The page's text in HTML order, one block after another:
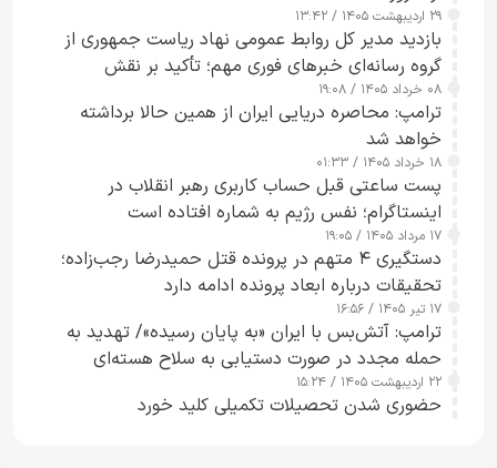
۲۹ اردیبهشت ۱۴۰۵ / ۱۳:۴۲
بازدید مدیر کل روابط عمومی نهاد ریاست جمهوری از
گروه رسانه‌ای خبرهای فوری مهم؛ تأکید بر نقش
رسانه‌های هوشمند و مسئول در ارتقای آگاهی عمومی
۰۸ خرداد ۱۴۰۵ / ۱۹:۰۸
ترامپ: محاصره دریایی ایران از همین حالا برداشته
خواهد شد
۱۸ خرداد ۱۴۰۵ / ۰۱:۳۳
پست ساعتی قبل حساب کاربری رهبر انقلاب در
اینستاگرام؛ نفس رژیم به شماره افتاده است​
۱۷ مرداد ۱۴۰۵ / ۱۹:۰۵
دستگیری ۴ متهم در پرونده قتل حمیدرضا رجب‌زاده؛
تحقیقات درباره ابعاد پرونده ادامه دارد
۱۷ تیر ۱۴۰۵ / ۱۶:۵۶
ترامپ: آتش‌بس با ایران «به پایان رسیده»/ تهدید به
حمله مجدد در صورت دستیابی به سلاح هسته‌ای
۲۲ اردیبهشت ۱۴۰۵ / ۱۵:۲۴
حضوری شدن تحصیلات تکمیلی کلید خورد